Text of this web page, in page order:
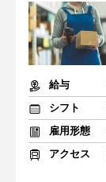
給与
シフト
雇用形態
アクセス